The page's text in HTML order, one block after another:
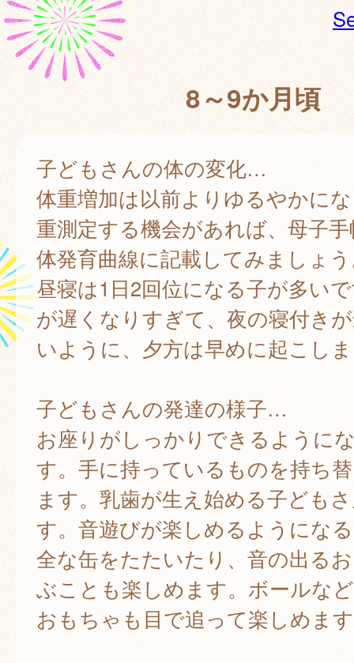
8～9か月頃
子どもさんの体の変化…
体重増加は以前よりゆるやかに
重測定する機会があれば、母子
体発育曲線に記載してみましょ
昼寝は1日2回位になる子が多い
が遅くなりすぎて、夜の寝付き
いように、夕方は早めに起こし
子どもさんの発達の様子…
お座りがしっかりできるように
す。手に持っているものを持ち
ます。乳歯が生え始める子ども
す。音遊びが楽しめるようにな
全な缶をたたいたり、音の出る
ぶことも楽しめます。ボールな
おもちゃも目で追って楽しめま